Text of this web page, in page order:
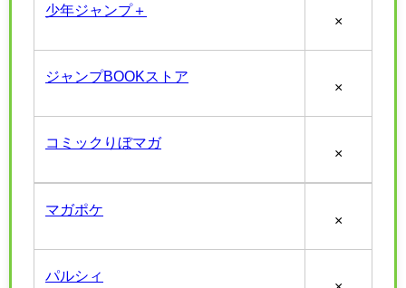
少年ジャンプ＋
×
ジャンプBOOKストア
×
コミックりぼマガ
×
マガポケ
×
パルシィ